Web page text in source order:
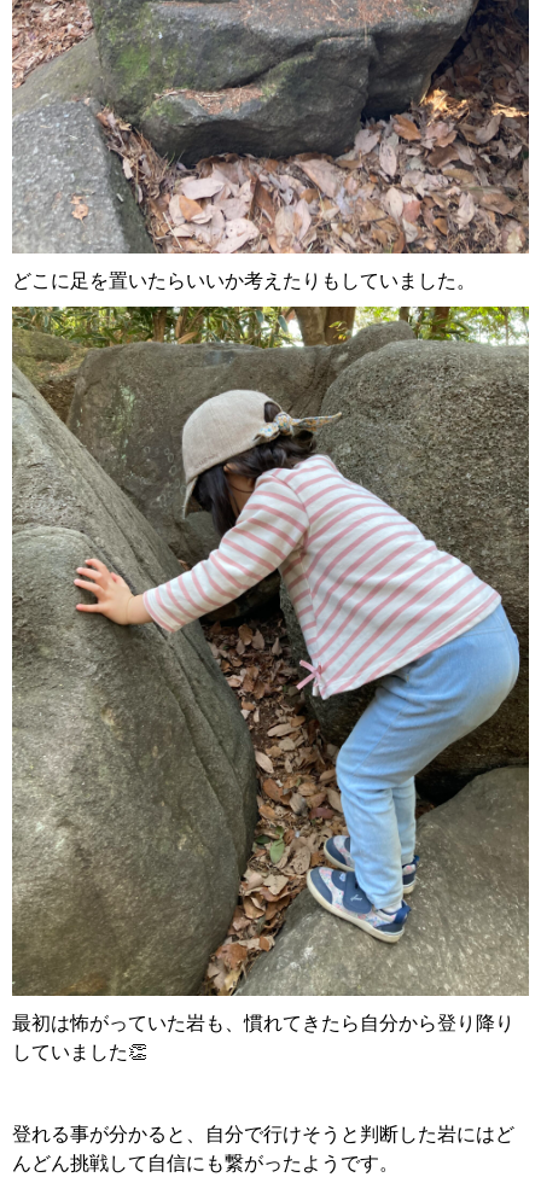
どこに足を置いたらいいか考えたりもしていました。
最初は怖がっていた岩も、慣れてきたら自分から登り降り
していました👏
登れる事が分かると、自分で行けそうと判断した岩にはど
んどん挑戦して自信にも繋がったようです。